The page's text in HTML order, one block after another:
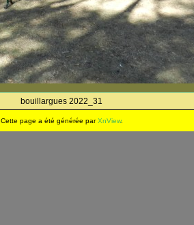
bouillargues 2022_31
Cette page a été générée parXnView.